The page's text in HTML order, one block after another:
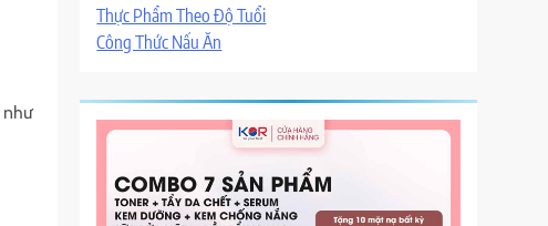
như
Thực Phẩm Theo Độ Tuổi
Công Thức Nấu Ăn